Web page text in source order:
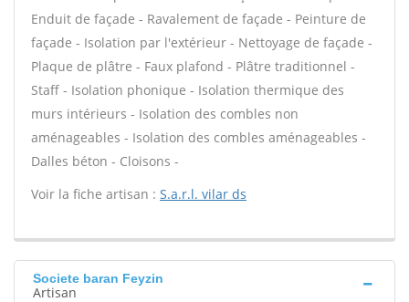
Enduit de façade - Ravalement de façade - Peinture de
façade - Isolation par l'extérieur - Nettoyage de façade -
Plaque de plâtre - Faux plafond - Plâtre traditionnel -
Staff - Isolation phonique - Isolation thermique des
murs intérieurs - Isolation des combles non
aménageables - Isolation des combles aménageables -
Dalles béton - Cloisons -
Voir la fiche artisan : S.a.r.l. vilar ds
Societe baran Feyzin
Artisan